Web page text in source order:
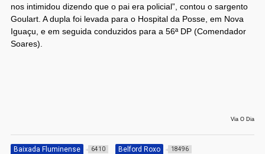
nos intimidou dizendo que o pai era policial”, contou o sargento
Goulart. A dupla foi levada para o Hospital da Posse, em Nova
Iguaçu, e em seguida conduzidos para a 56ª DP (Comendador
Soares).
Via O Dia
Baixada Fluminense 6410 Belford Roxo 18496